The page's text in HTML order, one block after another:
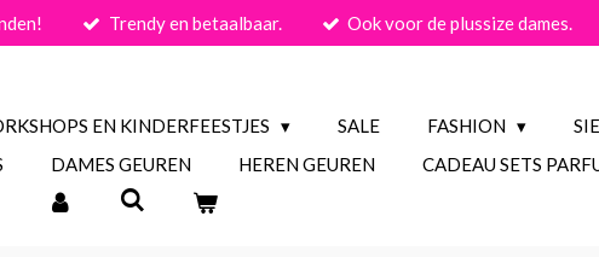
Trendy en betaalbaar. Ook voor de plussize dames.
EN KINDERFEESTJES SALE FASHION
DAMES GEUREN HEREN GEUREN CADEAU SETS